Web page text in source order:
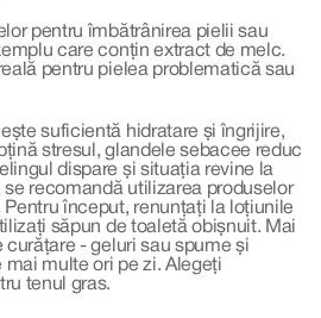
pentru îmbătrânirea pielii sau
care conțin extract de melc.
pentru pielea problematică sau
suficientă hidratare și îngrijire,
stresul, glandele sebacee reduc
dispare și situația revine la
recomandă utilizarea produselor
început, renunțați la loțiunile
săpun de toaletă obișnuit. Mai
curățare - geluri sau spume și
multe ori pe zi. Alegeți
tenul gras.